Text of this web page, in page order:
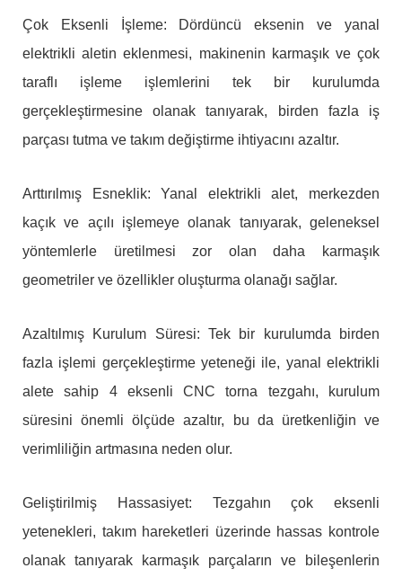
Çok Eksenli İşleme: Dördüncü eksenin ve yanal
elektrikli aletin eklenmesi, makinenin karmaşık ve çok
taraflı işleme işlemlerini tek bir kurulumda
gerçekleştirmesine olanak tanıyarak, birden fazla iş
parçası tutma ve takım değiştirme ihtiyacını azaltır.
Arttırılmış Esneklik: Yanal elektrikli alet, merkezden
kaçık ve açılı işlemeye olanak tanıyarak, geleneksel
yöntemlerle üretilmesi zor olan daha karmaşık
geometriler ve özellikler oluşturma olanağı sağlar.
Azaltılmış Kurulum Süresi: Tek bir kurulumda birden
fazla işlemi gerçekleştirme yeteneği ile, yanal elektrikli
alete sahip 4 eksenli CNC torna tezgahı, kurulum
süresini önemli ölçüde azaltır, bu da üretkenliğin ve
verimliliğin artmasına neden olur.
Geliştirilmiş Hassasiyet: Tezgahın çok eksenli
yetenekleri, takım hareketleri üzerinde hassas kontrole
olanak tanıyarak karmaşık parçaların ve bileşenlerin